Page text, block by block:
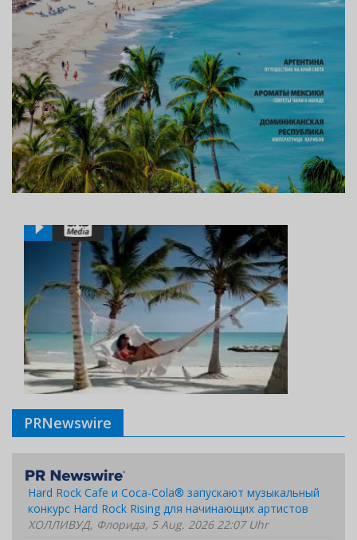
PRNewswire
Hard Rock Cafe и Coca-Cola® запускают музыкальный
конкурс Hard Rock Rising для начинающих артистов
ХОЛЛИВУД, Флорида, 5 Aug. 2026 22:07 Uhr